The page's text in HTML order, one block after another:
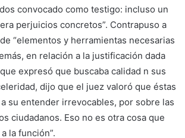
convocado como testigo: incluso un
perjuicios concretos”. Contrapuso a
“elementos y herramientas necesarias
en relación a la justificación dada
expresó que buscaba calidad n sus
dijo que el juez valoró que éstas
su entender irrevocables, por sobre las
ciudadanos. Eso no es otra cosa que
la función”.